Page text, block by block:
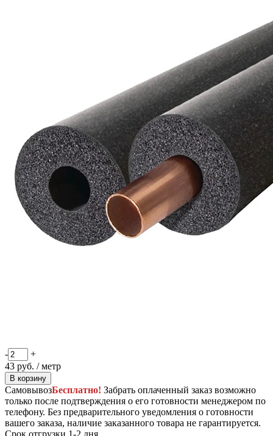
-
+
43 руб. / метр
В корзину
СамовывозБесплатно! Забрать оплаченный заказ возможно
только после подтверждения о его готовности менеджером по
телефону. Без предварительного уведомления о готовности
вашего заказа, наличие заказанного товара не гарантируется.